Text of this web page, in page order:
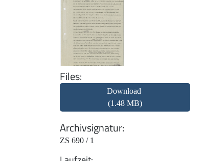
Files
Download
(1.48 MB)
Archivsignatur
ZS 690 / 1